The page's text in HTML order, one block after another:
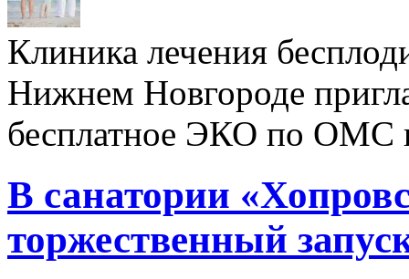
Клиника лечения
Нижнем Новгороде
бесплатное ЭКО по ОМС
В санатории
торжественный